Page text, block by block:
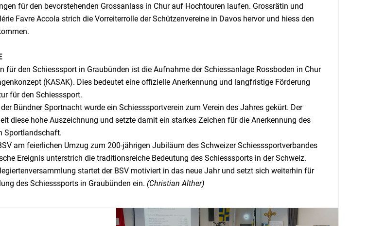
für den bevorstehenden Grossanlass in Chur auf Hochtouren laufen. Grossrätin und
Favre Accola strich die Vorreiterrolle der Schützenvereine in Davos hervor und hiess den
für den Schiesssport in Graubünden ist die Aufnahme der Schiessanlage Rossboden in Chur
(KASAK). Dies bedeutet eine offizielle Anerkennung und langfristige Förderung
für den Schiesssport.
Bündner Sportnacht wurde ein Schiesssportverein zum Verein des Jahres gekürt. Der
diese hohe Auszeichnung und setzte damit ein starkes Zeichen für die Anerkennung des
Sportlandschaft.
am feierlichen Umzug zum 200-jährigen Jubiläum des Schweizer Schiesssportverbandes
Ereignis unterstrich die traditionsreiche Bedeutung des Schiesssports in der Schweiz.
startet der BSV motiviert in das neue Jahr und setzt sich weiterhin für
des Schiesssports in Graubünden ein. (Christian Alther)